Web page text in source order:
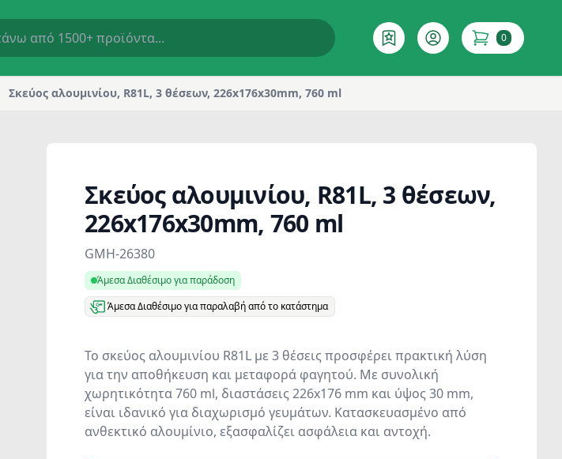
ΕπιθυμητόAccount 0
items in cart
Σκεύος αλουμινίου, R81L, 3 θέσεων, 226x176x30mm, 760 ml
Σκεύος αλουμινίου, R81L, 3 θέσεων,
226x176x30mm, 760 ml
Product information
GMH-26380
Άμεσα Διαθέσιμο για παράδοση
Άμεσα Διαθέσιμο για παραλαβή από το κατάστημα
Το σκεύος αλουμινίου R81L με 3 θέσεις προσφέρει πρακτική λύση
για την αποθήκευση και μεταφορά φαγητού. Με συνολική
χωρητικότητα 760 ml, διαστάσεις 226x176 mm και ύψος 30 mm,
είναι ιδανικό για διαχωρισμό γευμάτων. Κατασκευασμένο από
ανθεκτικό αλουμίνιο, εξασφαλίζει ασφάλεια και αντοχή.